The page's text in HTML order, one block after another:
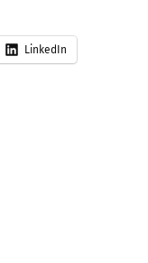
LinkedIn